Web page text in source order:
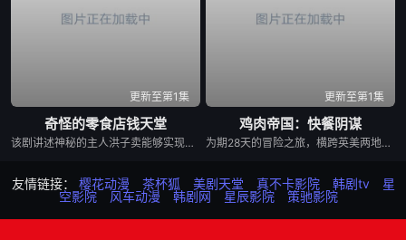
更新至第1集
奇怪的零食店钱天堂
该剧讲述神秘的主人洪子卖能够实现人们愿望的神秘零食，以及人们来到那里展开一段魔法般的故事。
更新至第1集
鸡肉帝国：快餐阴谋
为期28天的冒险之旅，横跨英美两地，仅以炸鸡为食，探究人们对炸鸡的渴望以及产业背后的力量！
友情链接： 樱花动漫 茶杯狐 美剧天堂 真不卡影院 韩剧tv
星
空影院
风车动漫 韩剧网 星辰影院 策驰影院